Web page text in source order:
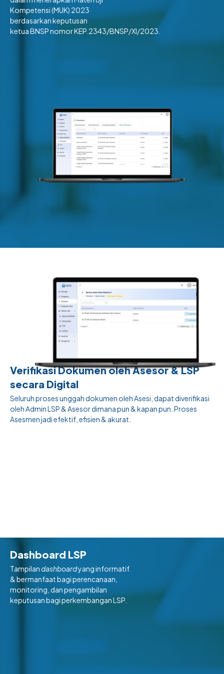
Kompetensi (MUK) 2023
berdasarkan keputusan
ketua BNSP nomor KEP.2343/BNSP/XI/2023.
Verifikasi Dokumen oleh Asesor & LSP
secara Digital
Seluruh proses unggah dokumen oleh Asesi, dapat diverifikasi
oleh Admin LSP & Asesor dimana pun & kapan pun. Proses
Asesmen jadi efektif, efisien & akurat.
Dashboard LSP
Tampilandashboardyang informatif
& bermanfaat bagi perencanaan,
monitoring, dan pengambilan
keputusan bagi perkembangan LSP.